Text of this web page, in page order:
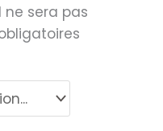
sera pas